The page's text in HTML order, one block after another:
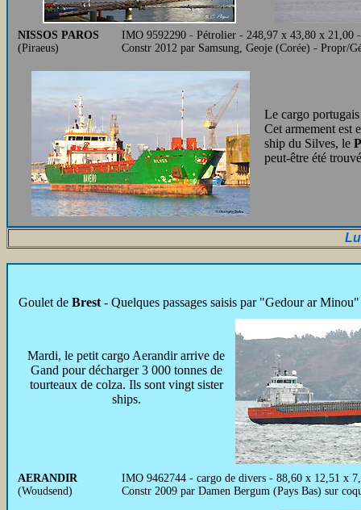
NISSOS PAROS
(Piraeus)
IMO 9592290 - Pétrolier - 248,97 x 43,80 x
Constr 2012 par Samsung, Geoje (Corée) - Propr/
Le cargo portugais
Cet armement est
ship du Silves, le
peut-être été
Goulet de Brest - Quelques passages saisis par "Gedour ar
Mardi, le petit cargo Aerandir arrive de
Gand pour décharger 3 000 tonnes de
tourteaux de colza. Ils sont vingt sister
ships.
AERANDIR
(Woudsend)
IMO 9462744 - cargo de divers - 88,60 x 12,51 x
Constr 2009 par Damen Bergum (Pays Bas) sur